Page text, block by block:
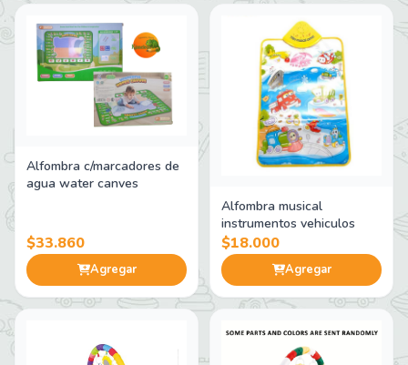
Alfombra c/marcadores de
agua water canves
$33.860
Agregar
Alfombra musical
instrumentos vehiculos
$18.000
Agregar